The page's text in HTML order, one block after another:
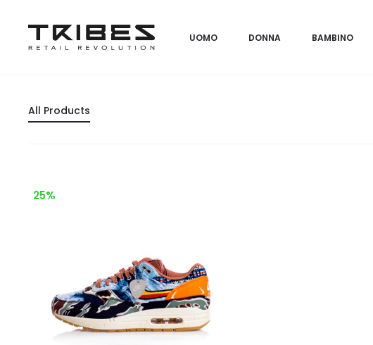
UOMO DONNA BAMBINO
All Products
25%